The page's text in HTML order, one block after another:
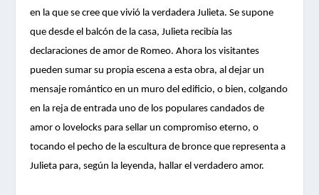
en la que se cree que vivió la verdadera Julieta. Se supone
que desde el balcón de la casa, Julieta recibía las
declaraciones de amor de Romeo. Ahora los visitantes
pueden sumar su propia escena a esta obra, al dejar un
mensaje romántico en un muro del edificio, o bien, colgando
en la reja de entrada uno de los populares candados de
amor o lovelocks para sellar un compromiso eterno, o
tocando el pecho de la escultura de bronce que representa a
Julieta para, según la leyenda, hallar el verdadero amor.